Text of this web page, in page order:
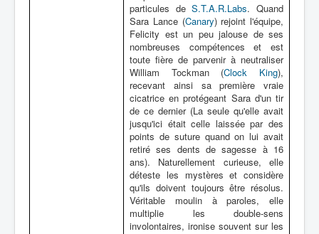
particules deS.T.A.R.Labs. Quand
Sara Lance (Canary) rejoint l'équipe,
Felicity est un peu jalouse de ses
nombreuses compétences et est
toute fière de parvenir à neutraliser
William Tockman (Clock King),
recevant ainsi sa première vraie
cicatrice en protégeant Sara d'un tir
de ce dernier (La seule qu'elle avait
jusqu'ici était celle laissée par des
points de suture quand on lui avait
retiré ses dents de sagesse à 16
ans). Naturellement curieuse, elle
déteste les mystères et considère
qu'ils doivent toujours être résolus.
Véritable moulin à paroles, elle
multiplie les double-sens
involontaires, ironise souvent sur les